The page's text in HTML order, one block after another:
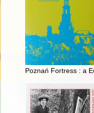
Poznań Fortress : a